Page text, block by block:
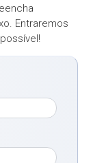
Entraremos